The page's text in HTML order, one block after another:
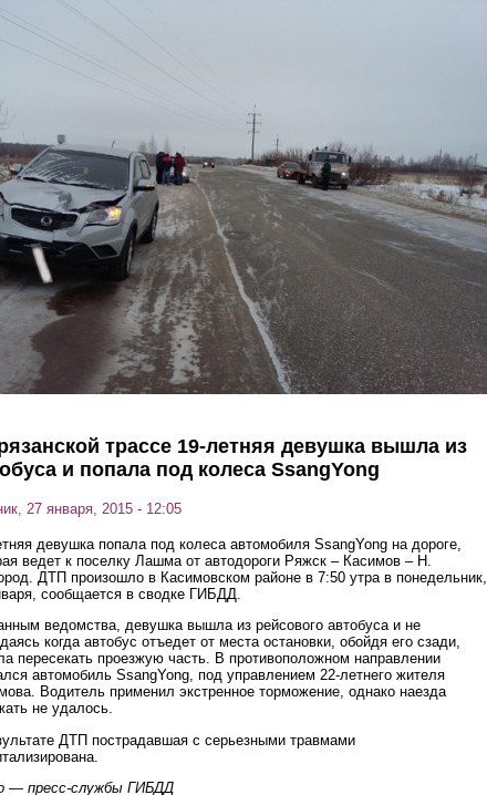
трассе 19-летняя девушка вышла из
и попала под колеса SsangYong
27 января, 2015 - 12:05
девушка попала под колеса автомобиля SsangYong на дороге,
ведет к поселку Лашма от автодороги Ряжск – Касимов – Н.
ДТП произошло в Касимовском районе в 7:50 утра в понедельник,
сообщается в сводке ГИБДД.
ведомства, девушка вышла из рейсового автобуса и не
когда автобус отъедет от места остановки, обойдя его сзади,
пересекать проезжую часть. В противоположном направлении
автомобиль SsangYong, под управлением 22-летнего жителя
Водитель применил экстренное торможение, однако наезда
не удалось.
ДТП пострадавшая с серьезными травмами
— пресс-службы ГИБДД